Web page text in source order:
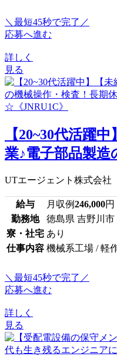
＼最短45秒で完了／
応募へ進む
詳しく
見る
【20~30代活躍
業♪電子部品製造
UTエージェント株式会社
給与 月収例246,000円
勤務地
徳島県 吉野川市
寮・社宅 あり
仕事内容 機械系工場 / 軽
＼最短45秒で完了／
応募へ進む
詳しく
見る